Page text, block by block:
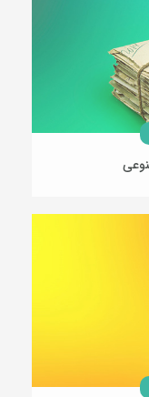
28 تیر 1405